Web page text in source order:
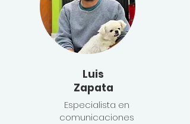
Luis
Zapata
Especialista en
comunicaciones